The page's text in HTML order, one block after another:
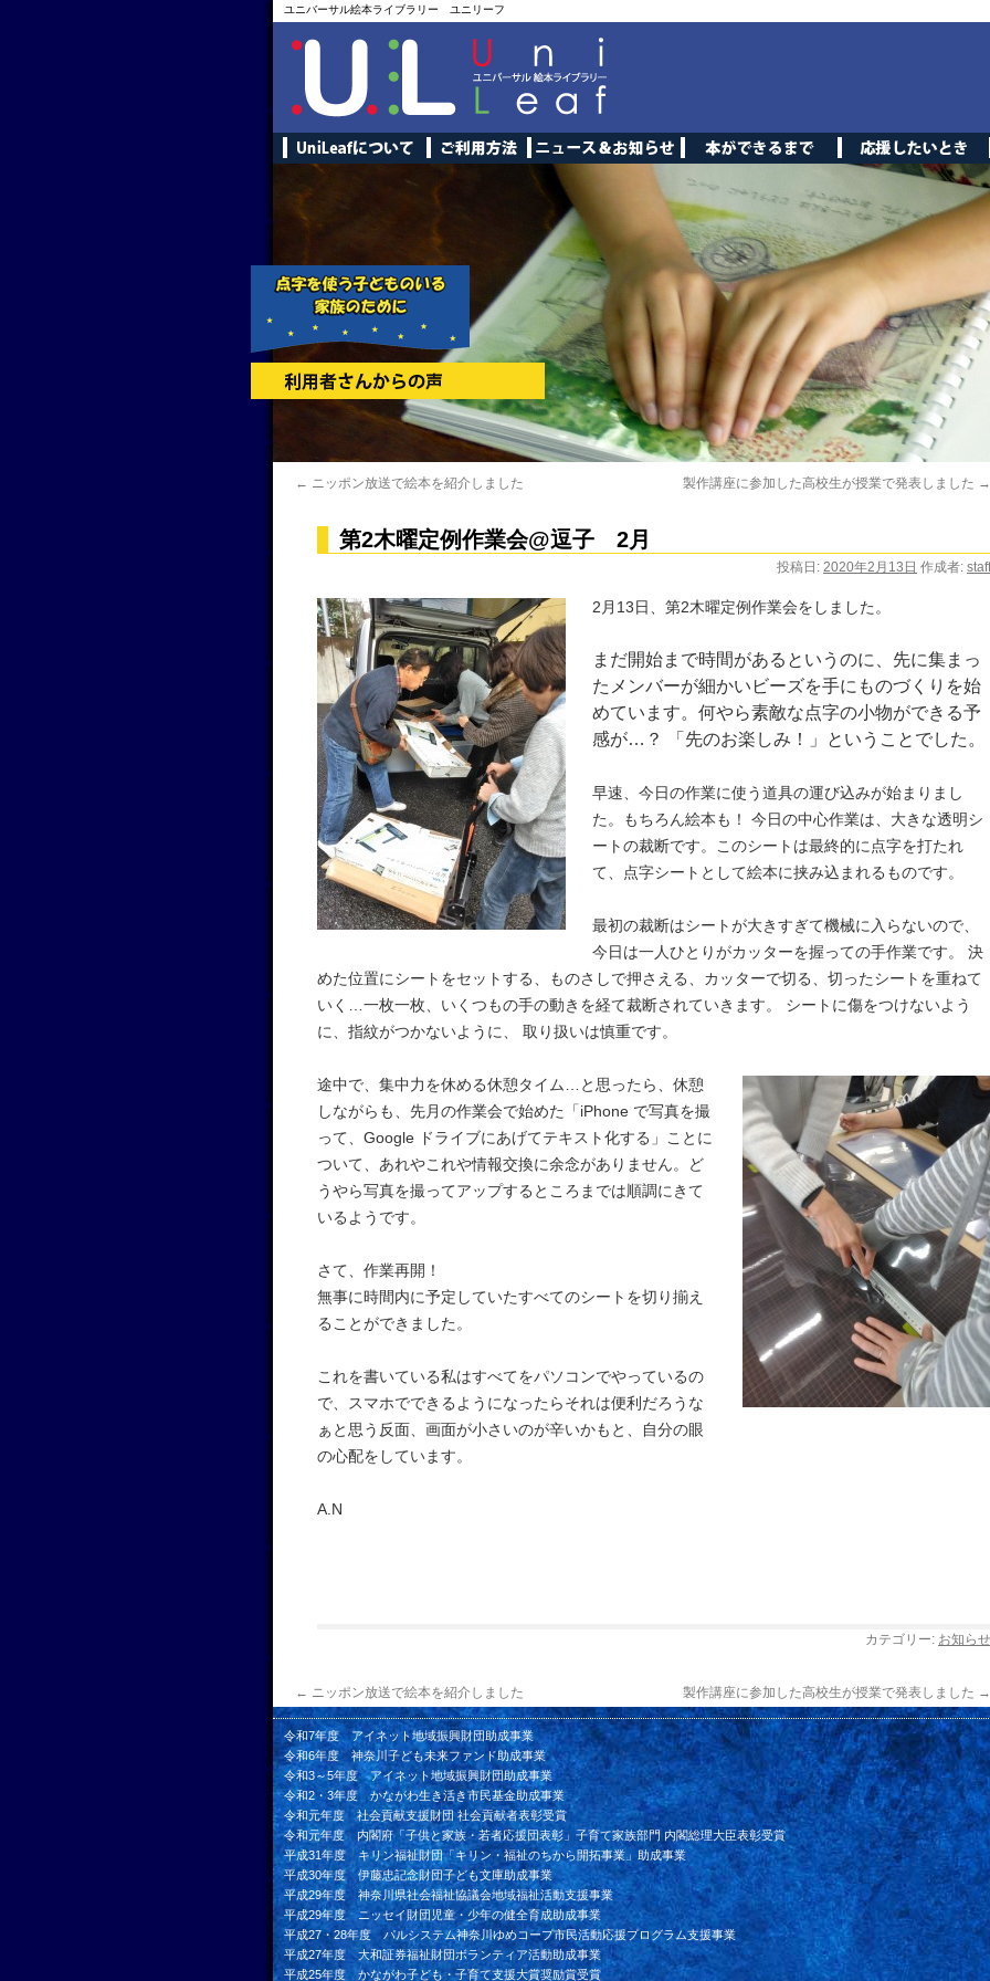
ユニバーサル絵本ライブラリー ユニリーフ
← ニッポン放送で絵本を紹介しました 製作講座に参加した高校生が授業で発表しました →
第2木曜定例作業会@逗子 2月
投稿日: 2020年2月13日 作成者: staff
2月13日、第2木曜定例作業会をしました。
まだ開始まで時間があるというのに、先に集まっ
たメンバーが細かいビーズを手にものづくりを始
めています。何やら素敵な点字の小物ができる予
感が…？ 「先のお楽しみ！」ということでした。
早速、今日の作業に使う道具の運び込みが始まりまし
た。もちろん絵本も！ 今日の中心作業は、大きな透明シ
ートの裁断です。このシートは最終的に点字を打たれ
て、点字シートとして絵本に挟み込まれるものです。
最初の裁断はシートが大きすぎて機械に入らないので、
今日は一人ひとりがカッターを握っての手作業です。 決
めた位置にシートをセットする、ものさしで押さえる、カッターで切る、切ったシートを重ねて
いく…一枚一枚、いくつもの手の動きを経て裁断されていきます。 シートに傷をつけないよう
に、指紋がつかないように、 取り扱いは慎重です。
途中で、集中力を休める休憩タイム…と思ったら、休憩
しながらも、先月の作業会で始めた「iPhone で写真を撮
って、Google ドライブにあげてテキスト化する」ことに
ついて、あれやこれや情報交換に余念がありません。ど
うやら写真を撮ってアップするところまでは順調にきて
いるようです。
さて、作業再開！
無事に時間内に予定していたすべてのシートを切り揃え
ることができました。
これを書いている私はすべてをパソコンでやっているの
で、スマホでできるようになったらそれは便利だろうな
ぁと思う反面、画面が小さいのが辛いかもと、自分の眼
の心配をしています。
A.N
カテゴリー: お知らせ
← ニッポン放送で絵本を紹介しました 製作講座に参加した高校生が授業で発表しました →
令和7年度 アイネット地域振興財団助成事業
令和6年度 神奈川子ども未来ファンド助成事業
令和3～5年度 アイネット地域振興財団助成事業
令和2・3年度 かながわ生き活き市民基金助成事業
令和元年度 社会貢献支援財団 社会貢献者表彰受賞
令和元年度 内閣府「子供と家族・若者応援団表彰」子育て家族部門 内閣総理大臣表彰受賞
平成31年度 キリン福祉財団「キリン・福祉のちから開拓事業」助成事業
平成30年度 伊藤忠記念財団子ども文庫助成事業
平成29年度 神奈川県社会福祉協議会地域福祉活動支援事業
平成29年度 ニッセイ財団児童・少年の健全育成助成事業
平成27・28年度 パルシステム神奈川ゆめコープ市民活動応援プログラム支援事業
平成27年度 大和証券福祉財団ボランティア活動助成事業
平成25年度 かながわ子ども・子育て支援大賞奨励賞受賞